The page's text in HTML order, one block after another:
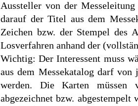
Aussteller von der
darauf der Titel aus dem
Zeichen bzw. der Stempel des
Losverfahren anhand der
Wichtig: Der Interessent muss
aus dem Messekatalog darf von
werden. Die Karten müssen
abgezeichnet bzw.